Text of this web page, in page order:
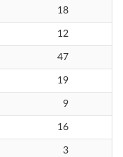
18
12
47
19
9
16
3